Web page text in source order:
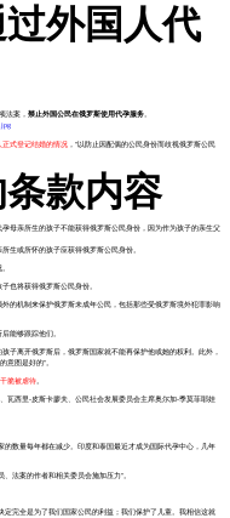
外国人代
法案， 禁止外国公民在俄罗斯使用代孕服务。
正式登记结婚的情况 ，"以防止因配偶的公民身份而歧视俄罗斯公民
款内容
母亲所生的孩子不能获得俄罗斯公民身份，因为作为孩子的亲生父
生或所怀的孩子应获得俄罗斯公民身份。
也将获得俄罗斯公民身份。
的机制来保护俄罗斯未成年公民，包括那些受俄罗斯境外犯罪影响
能够跟踪他们。
子离开俄罗斯后，俄罗斯国家就不能再保护他或她的权利。此外，
意图是好的"。
脆被虐待
瓦西里-皮斯卡廖夫、公民社会发展委员会主席奥尔加-季莫菲耶娃
数量每年都在减少。印度和泰国最近才成为国际代孕中心，几年
法案的作者和相关委员会施加压力"。
完全是为了我们国家公民的利益；我们保护了儿童。我相信这就